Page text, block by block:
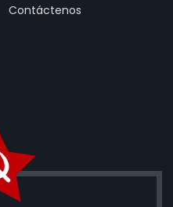
Contáctenos